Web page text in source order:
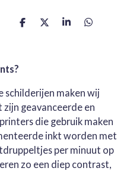
D
D
S
D
schilderijen maken wij
zijn geavanceerde en
die gebruik maken
inkt worden met
per minuut op
zo een diep contrast,